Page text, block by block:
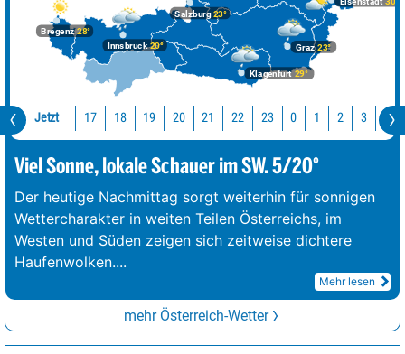
Bregenz28°
Graz23°
Innsbruck20°
Klagenfurt 29°
Salzburg23°
Jetzt 17 18 19 20 21 22 23 0 1 2 3 4
Viel Sonne, lokale Schauer im SW. 5/20°
Der heutige Nachmittag sorgt weiterhin für sonnigen
Wettercharakter in weiten Teilen Österreichs, im
Westen und Süden zeigen sich zeitweise dichtere
Haufenwolken....
Mehr lesen
mehr Österreich-Wetter